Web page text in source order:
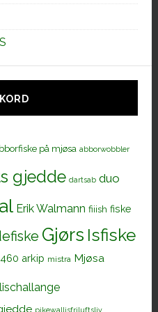
på mjøsa abborwobbler
gjedde dartsab duo
Erik Walmann fiiish fiske
Gjørs Isfiske
arkip mistra Mjøsa
pikewallisfriluftsliv